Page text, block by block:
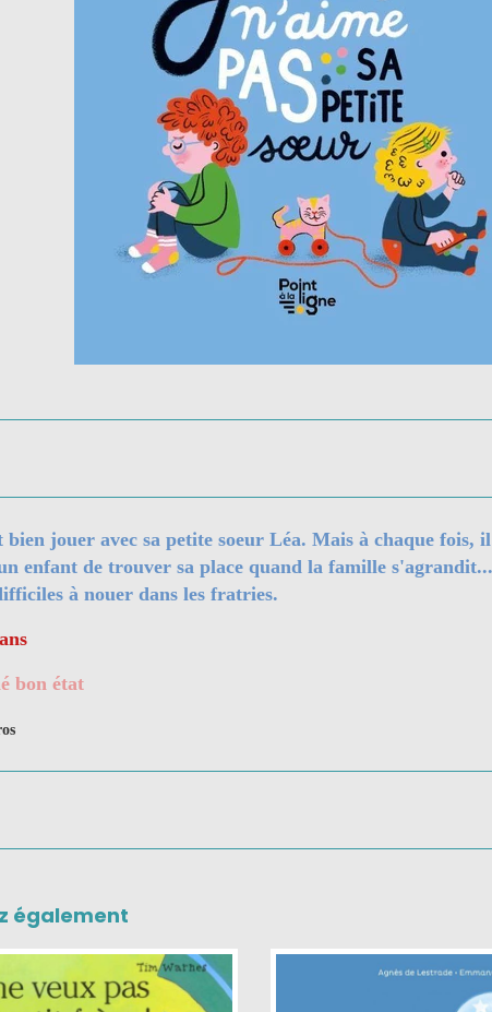
bien jouer avec sa petite soeur Léa. Mais à chaque
enfant de trouver sa place quand la famille
à nouer dans les fratries.
bon état
également